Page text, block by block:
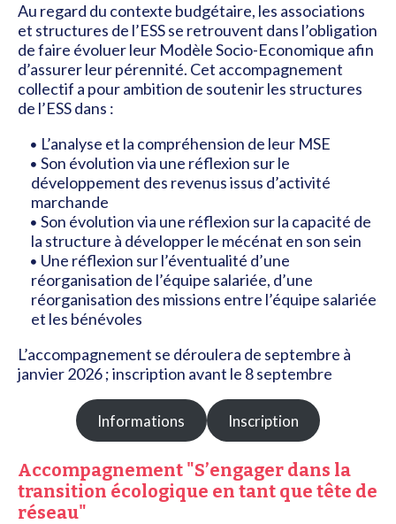
Au regard du contexte budgétaire, les associations
et structures de l’ESS se retrouvent dans l’obligation
de faire évoluer leur Modèle Socio-Economique afin
d’assurer leur pérennité. Cet accompagnement
collectif a pour ambition de soutenir les structures
de l’ESS dans :
L’analyse et la compréhension de leur MSE
Son évolution via une réflexion sur le
développement des revenus issus d’activité
marchande
Son évolution via une réflexion sur la capacité de
la structure à développer le mécénat en son sein
Une réflexion sur l’éventualité d’une
réorganisation de l’équipe salariée, d’une
réorganisation des missions entre l’équipe salariée
et les bénévoles
L’accompagnement se déroulera de septembre à
janvier 2026 ; inscription avant le 8 septembre
Informations Inscription
Accompagnement "S’engager dans la
transition écologique en tant que tête de
réseau"